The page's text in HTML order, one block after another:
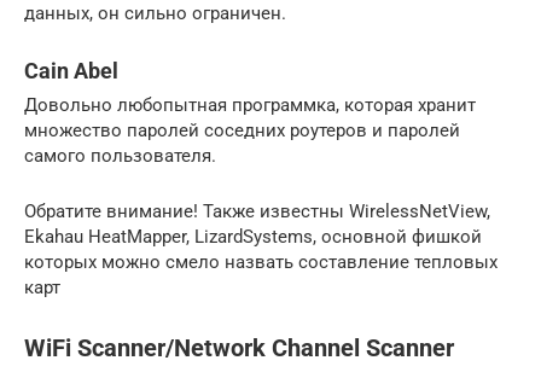
данных, он сильно ограничен.
Cain Abel
Довольно любопытная программка, которая хранит
множество паролей соседних роутеров и паролей
самого пользователя.
Обратите внимание! Также известны WirelessNetView,
Ekahau HeatMapper, LizardSystems, основной фишкой
которых можно смело назвать составление тепловых
карт
WiFi Scanner/Network Channel Scanner